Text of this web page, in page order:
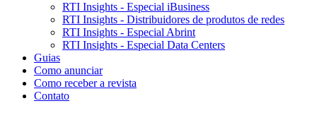
RTI Insights - Especial iBusiness
RTI Insights - Distribuidores de produtos de redes
RTI Insights - Especial Abrint
RTI Insights - Especial Data Centers
Guias
Como anunciar
Como receber a revista
Contato